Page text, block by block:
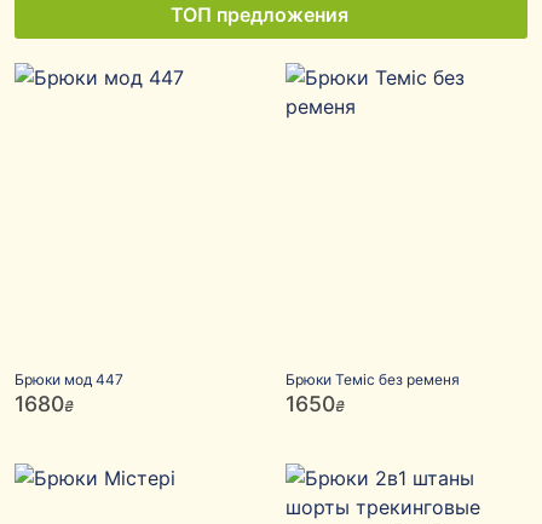
ТОП предложения
Брюки мод 447
1680₴
Брюки Теміс без ременя
1650₴